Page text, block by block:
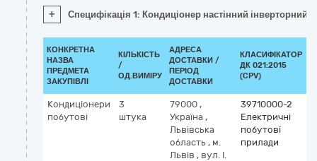
+ Специфікація 1: Кондиціонер настінний інверторний
КОНКРЕТНА
НАЗВА
ПРЕДМЕТА
ЗАКУПІВЛІ
КІЛЬКІСТЬ
/
ОД.ВИМІРУ
АДРЕСА
ДОСТАВКИ /
ПЕРІОД
ДОСТАВКИ
КЛАСИФІКАТОР
ДК 021:2015
(CPV)
Кондиціонери
побутові
3
штука
79000 ,
Україна ,
Львівська
область , м.
Львів , вул. І.
39710000-2
Електричні
побутові
прилади